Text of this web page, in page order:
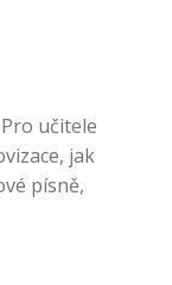
Pro učitele
, jak
písně,